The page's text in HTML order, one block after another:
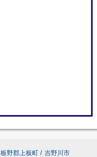
板野郡上板町 / 吉野川市